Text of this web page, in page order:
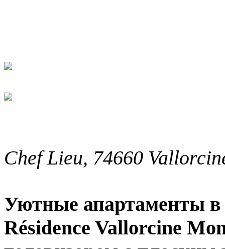
Chef Lieu, 74660
Уютные апартаменты в
Résidence Vallorcine